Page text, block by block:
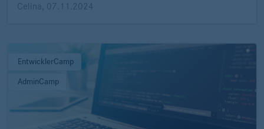
Celina
07.11.2024
EntwicklerCamp
AdminCamp